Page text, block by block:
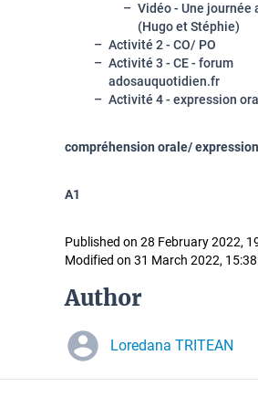
Vidéo - Une journée
(Hugo et Stéphie)
Activité 2 - CO/ PO
Activité 3 - CE - forum
adosauquotidien.fr
Activité 4 - expression
compréhension orale/
A1
Published on 28 February 2022,
Modified on 31 March 2022,
Author
Loredana TRITEAN